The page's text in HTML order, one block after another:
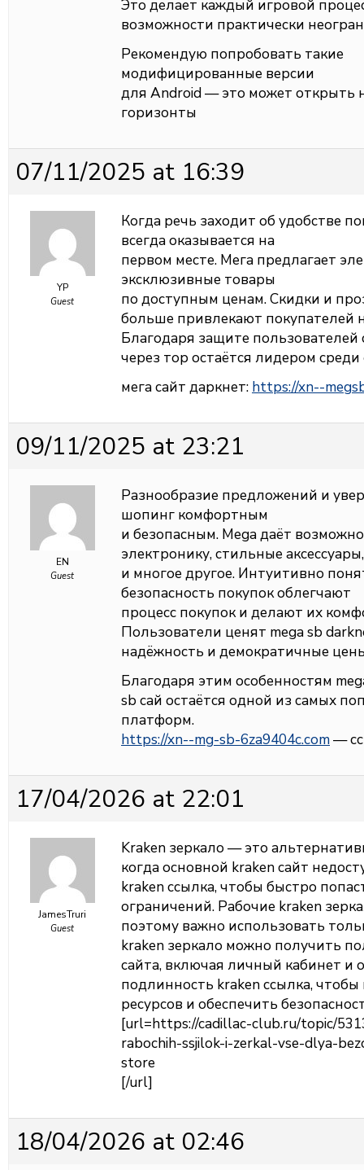
Это делает каждый игровой
возможности практически
Рекомендую попробовать такие
модифицированные версии
для Android — это может открыть
горизонты
07/11/2025 at 16:39
YP
Guest
Когда речь заходит об удобстве
всегда оказывается на
первом месте. Мега предлагает
эксклюзивные товары
по доступным ценам. Скидки и
больше привлекают покупателей
Благодаря защите пользователей
через тор остаётся лидером
мега сайт даркнет: https://xn--
09/11/2025 at 23:21
EN
Guest
Разнообразие предложений и
шопинг комфортным
и безопасным. Mega даёт
электронику, стильные
и многое другое. Интуитивно
безопасность покупок облегчают
процесс покупок и делают их
Пользователи ценят mega sb
надёжность и демократичные
Благодаря этим особенностям
sb сай остаётся одной из самых
платформ.
https://xn--mg-sb-6za9404c.com—
17/04/2026 at 22:01
JamesTruri
Guest
Kraken зеркало — это
когда основной kraken сайт
kraken ссылка, чтобы быстро
ограничений. Рабочие kraken
поэтому важно использовать
kraken зеркало можно получить
сайта, включая личный кабинет и
подлинность kraken ссылка,
ресурсов и обеспечить
[url=https://cadillac-club.ru/topic/
rabochih-ssjilok-i-zerkal-vse-dlya-
store
[/url]
18/04/2026 at 02:46